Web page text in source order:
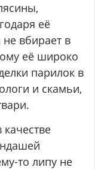
её
вбирает в
её широко
парилок в
и скамьи,
то липу не